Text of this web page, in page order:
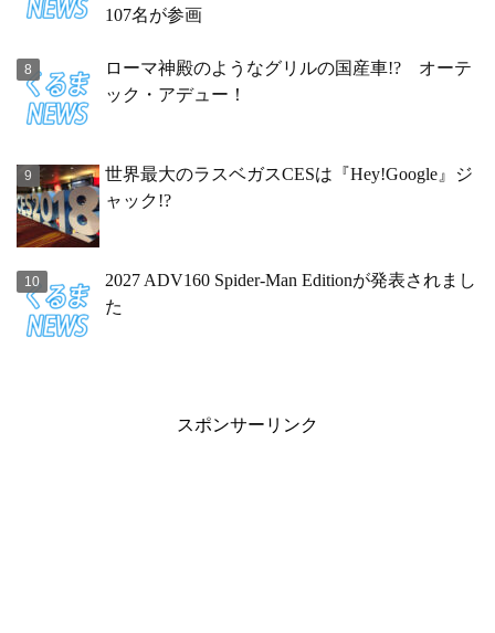
107名が参画
ローマ神殿のようなグリルの国産車!? オーテ
ック・アデュー！
世界最大のラスベガスCESは『Hey!Google』ジ
ャック!?
2027 ADV160 Spider-Man Editionが発表されまし
た
スポンサーリンク